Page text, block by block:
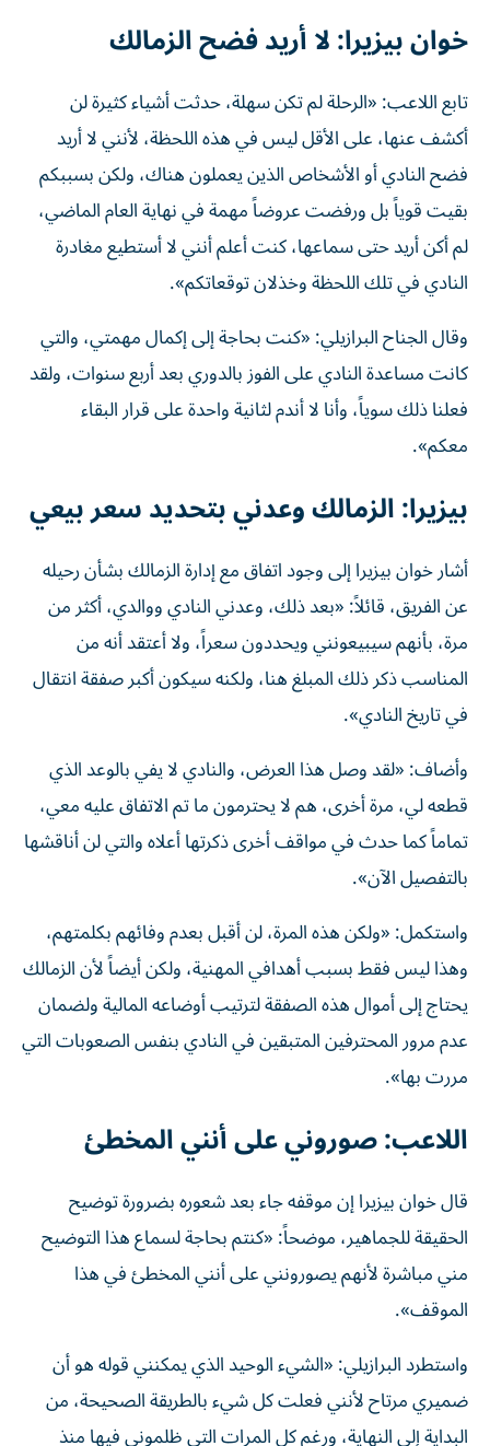
خوان بيزيرا: لا أريد فضح الزمالك
تابع اللاعب: «الرحلة لم تكن سهلة، حدثت أشياء كثيرة لن
أكشف عنها، على الأقل ليس في هذه اللحظة، لأنني لا أريد
فضح النادي أو الأشخاص الذين يعملون هناك، ولكن بسببكم
بقيت قوياً بل ورفضت عروضاً مهمة في نهاية العام الماضي،
لم أكن أريد حتى سماعها، كنت أعلم أنني لا أستطيع مغادرة
النادي في تلك اللحظة وخذلان توقعاتكم».
وقال الجناح البرازيلي: «كنت بحاجة إلى إكمال مهمتي، والتي
كانت مساعدة النادي على الفوز بالدوري بعد أربع سنوات، ولقد
فعلنا ذلك سوياً، وأنا لا أندم لثانية واحدة على قرار البقاء
معكم».
بيزيرا: الزمالك وعدني بتحديد سعر بيعي
أشار خوان بيزيرا إلى وجود اتفاق مع إدارة الزمالك بشأن رحيله
عن الفريق، قائلاً: «بعد ذلك، وعدني النادي ووالدي، أكثر من
مرة، بأنهم سيبيعونني ويحددون سعراً، ولا أعتقد أنه من
المناسب ذكر ذلك المبلغ هنا، ولكنه سيكون أكبر صفقة انتقال
في تاريخ النادي».
وأضاف: «لقد وصل هذا العرض، والنادي لا يفي بالوعد الذي
قطعه لي، مرة أخرى، هم لا يحترمون ما تم الاتفاق عليه معي،
تماماً كما حدث في مواقف أخرى ذكرتها أعلاه والتي لن أناقشها
بالتفصيل الآن».
واستكمل: «ولكن هذه المرة، لن أقبل بعدم وفائهم بكلمتهم،
وهذا ليس فقط بسبب أهدافي المهنية، ولكن أيضاً لأن الزمالك
يحتاج إلى أموال هذه الصفقة لترتيب أوضاعه المالية ولضمان
عدم مرور المحترفين المتبقين في النادي بنفس الصعوبات التي
مررت بها».
اللاعب: صوروني على أنني المخطئ
قال خوان بيزيرا إن موقفه جاء بعد شعوره بضرورة توضيح
الحقيقة للجماهير، موضحاً: «كنتم بحاجة لسماع هذا التوضيح
مني مباشرة لأنهم يصورونني على أنني المخطئ في هذا
الموقف».
واستطرد البرازيلي: «الشيء الوحيد الذي يمكنني قوله هو أن
ضميري مرتاح لأنني فعلت كل شيء بالطريقة الصحيحة، من
البداية إلى النهاية، ورغم كل المرات التي ظلموني فيها منذ